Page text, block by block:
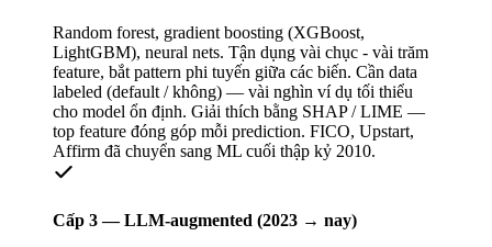
Random forest, gradient boosting (XGBoost,
LightGBM), neural nets. Tận dụng vài chục - vài trăm
feature, bắt pattern phi tuyến giữa các biến. Cần data
labeled (default / không) — vài nghìn ví dụ tối thiểu
cho model ổn định. Giải thích bằng SHAP / LIME —
top feature đóng góp mỗi prediction. FICO, Upstart,
Affirm đã chuyển sang ML cuối thập kỷ 2010.
Cấp 3 — LLM-augmented (2023 → nay)